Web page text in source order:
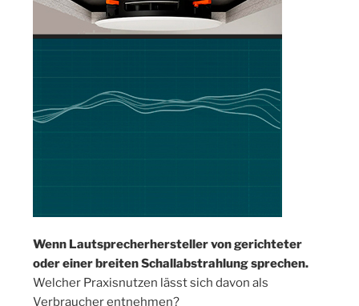
Wenn Lautsprecherhersteller von gerichteter
oder einer breiten Schallabstrahlung sprechen.
Welcher Praxisnutzen lässt sich davon als
Verbraucher entnehmen?